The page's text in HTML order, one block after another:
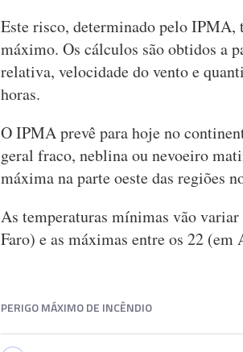
Este risco, determinado pelo IPMA,
máximo. Os cálculos são obtidos a
relativa, velocidade do vento e
horas.
O IPMA prevê para hoje no
geral fraco, neblina ou nevoeiro
máxima na parte oeste das regiões
As temperaturas mínimas vão
Faro) e as máximas entre os 22 (em
PERIGO MÁXIMO DE INCÊNDIO